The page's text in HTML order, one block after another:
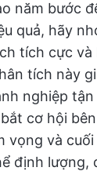
năm bước
quả, hãy
tích cực và
tích này
nghiệp
cơ hội
vọng và
định lượng,